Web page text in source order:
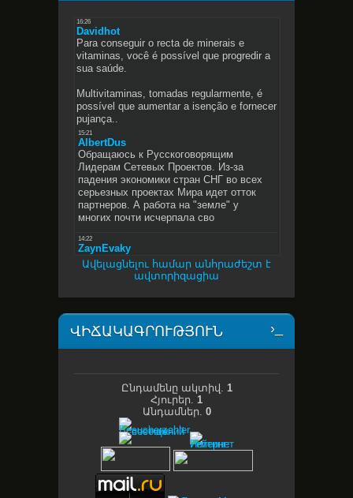
Ավելացնելու համար անհրաժեշտ է
ավտորիզացիա
ՎԻՃԱԿԱԳՐՈՒԹՅՈՒՆ
Ընդամենը ակտիվ. 1
Հյուրեր. 1
Անդամներ. 0